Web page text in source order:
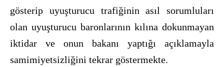
gösterip uyuşturucu trafiğinin asıl sorumluları
olan uyuşturucu baronlarının kılına dokunmayan
iktidar ve onun bakanı yaptığı açıklamayla
samimiyetsizliğini tekrar göstermekte.